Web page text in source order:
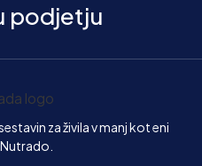
podjetju
za živila v manj kot eni